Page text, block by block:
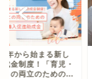
年から始まる新し
成金制度！「育児・
との両立のための...